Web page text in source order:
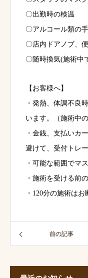
〇出勤時の検温
〇アルコール類の
〇店内ドアノブ、
〇随時換気(施術中
【お客様へ】
・発熱、体調不良
います。（施術中
・金銭、支払いカ
避けて、受付トレ
・可能な範囲でマ
・施術を受ける前
・120分の施術は
前の記事